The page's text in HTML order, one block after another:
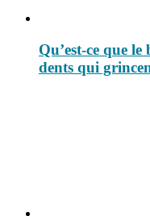
Qu’est-ce que
dents qui